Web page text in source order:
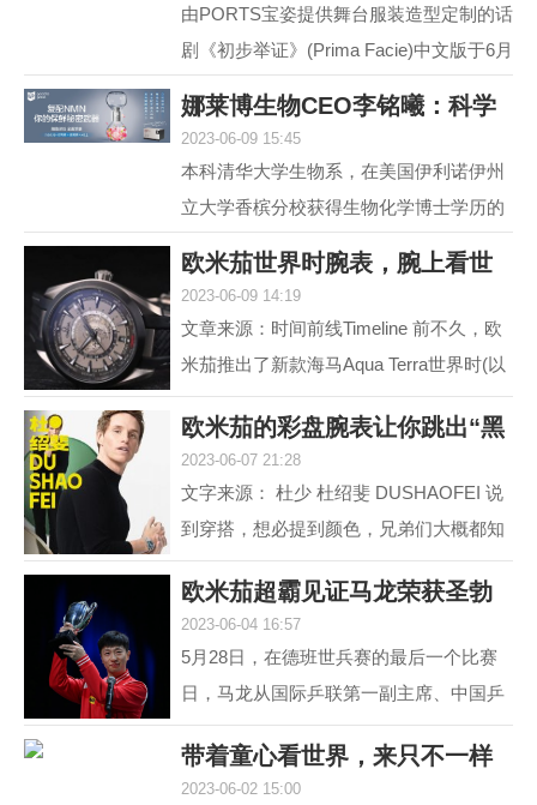
由PORTS宝姿提供舞台服装造型定制的话
剧《初步举证》(Prima Facie)中文版于6月
演帷幕。中文版话...
娜莱博生物CEO李铭曦：科学
2023-06-09 15:45
本科清华大学生物系，在美国伊利诺伊州
立大学香槟分校获得生物化学博士学历的
学成后，他长期从事...
欧米茄世界时腕表，腕上看世
2023-06-09 14:19
文章来源：时间前线Timeline 前不久，欧
米茄推出了新款海马Aqua Terra世界时(以
下简称，海马AT)。虽然，海马AT世界
时，之前在2017年就...
欧米茄的彩盘腕表让你跳出“黑
2023-06-07 21:28
文字来源： 杜少 杜绍斐 DUSHAOFEI 说
到穿搭，想必提到颜色，兄弟们大概都知
道 黑白灰，向来是男人不出错的选择。
就如姑娘往往形容一...
欧米茄超霸见证马龙荣获圣勃
2023-06-04 16:57
5月28日，在德班世兵赛的最后一个比赛
日，马龙从国际乒联第一副主席、中国乒
协主席刘国梁的手中接过了复刻圣勃莱德
杯，这是对他从2015...
带着童心看世界，来只不一样
2023-06-02 15:00